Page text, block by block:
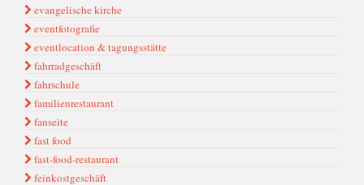
evangelische kirche
eventfotografie
eventlocation & tagungsstätte
fahrradgeschäft
fahrschule
familienrestaurant
fanseite
fast food
fast-food-restaurant
feinkostgeschäft